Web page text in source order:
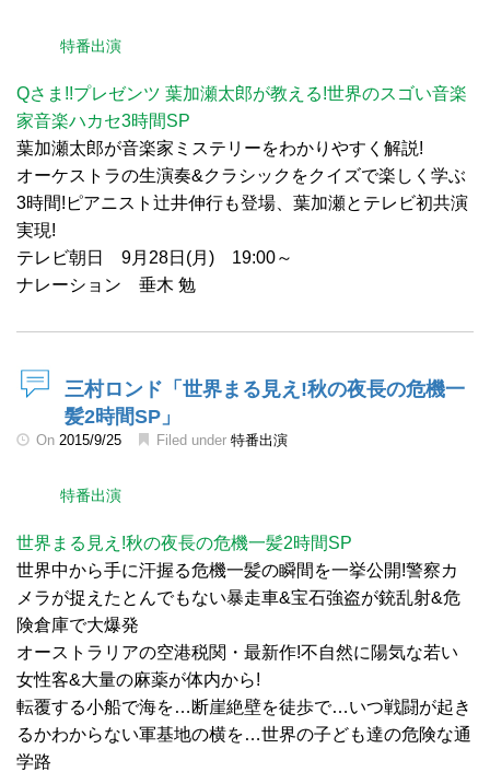
特番出演
Qさま!!プレゼンツ 葉加瀬太郎が教える!世界のスゴい音楽
家音楽ハカセ3時間SP
葉加瀬太郎が音楽家ミステリーをわかりやすく解説!
オーケストラの生演奏&クラシックをクイズで楽しく学ぶ
3時間!ピアニスト辻井伸行も登場、葉加瀬とテレビ初共演
実現!
テレビ朝日 9月28日(月) 19:00～
ナレーション 垂木 勉
三村ロンド「世界まる見え!秋の夜長の危機一
髪2時間SP」
On 2015/9/25 Filed under 特番出演
特番出演
世界まる見え!秋の夜長の危機一髪2時間SP
世界中から手に汗握る危機一髪の瞬間を一挙公開!警察カ
メラが捉えたとんでもない暴走車&宝石強盗が銃乱射&危
険倉庫で大爆発
オーストラリアの空港税関・最新作!不自然に陽気な若い
女性客&大量の麻薬が体内から!
転覆する小船で海を…断崖絶壁を徒歩で…いつ戦闘が起き
るかわからない軍基地の横を…世界の子ども達の危険な通
学路